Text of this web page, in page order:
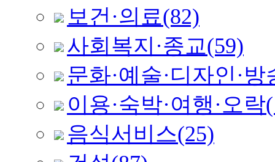
보건·의료(82)
사회복지·종교(59)
문화·예술·디자인·방
이용·숙박·여행·오락
음식서비스(25)